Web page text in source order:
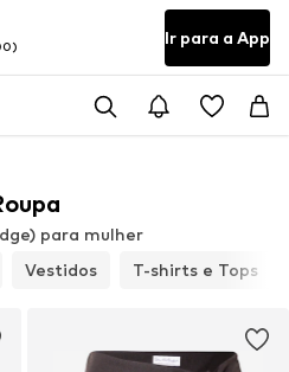
Ir para a App
para mulher
Vestidos T-shirts e Tops